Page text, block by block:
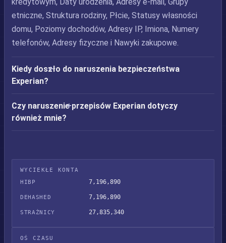
etniczne, Struktura rodziny, Płcie, Statusy własności
domu, Poziomy dochodów, Adresy IP, Imiona, Numery
telefonów, Adresy fizyczne i Nawyki zakupowe.
Kiedy doszło do naruszenia bezpieczeństwa
Experian?
Czy naruszenie przepisów Experian dotyczy
również mnie?
WYCIEKŁE KONTA
HIBP
7,196,890
DEHASHED 7,196,890
STRAŻNICY 27,835,340
OŚ CZASU